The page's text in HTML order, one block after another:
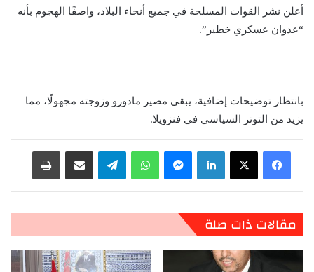
أعلن نشر القوات المسلحة في جميع أنحاء البلاد، واصفًا الهجوم بأنه
“عدوان عسكري خطير”.
بانتظار توضيحات إضافية، يبقى مصير مادورو وزوجته مجهولًا، مما
يزيد من التوتر السياسي في فنزويلا.
لينكدإن ماسنجر واتساب تيلقرام مشاركة عبر البريد طباعة
مقالات ذات صلة